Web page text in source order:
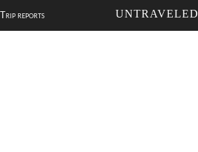
Trip reports UNTRAVELED